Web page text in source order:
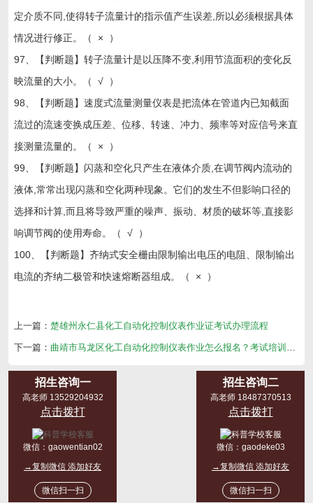
定介质不同,使得转子流量计的指示值产生误差,所以必须根据具体
情况进行修正。（ × ）
97、【判断题】转子流量计是以压降不变,利用节流面积的变化反
映流量的大小。（ √ ）
98、【判断题】速度式流量测量仪表是把流体在管道内已知截面
流过的流速变换成压差、位移、转速、冲力、频率等对应信号来直
接测量流量的。（ × ）
99、【判断题】闪蒸和空化只产生在液体介质,在调节阀内流动的
液体,常常出现闪蒸和空化两种现象。它们的发生不但影响口径的
选择和计算,而且将导致严重的噪声、振动、材质的破坏等,直接影
响调节阀的使用寿命。（ √ ）
100、【判断题】齐纳式安全栅由限制输出电压的电阻、限制输出
电流的齐纳二极管和快速熔断器组成。（ × ）
上一篇：楚雄州永仁县化工自动化控制仪表作业证考试办理流程
下一篇： 曲靖市马龙区化工自动化控制仪表作业怎么报名？考试培训多少钱？
招生咨询一
高老师 13529204932
点击拨打
微信： gaowentian02
→复制微信 添加好友
微信扫一扫
招生咨询二
高老师 18487370513
点击拨打
微信： gaodeke03
→复制微信 添加好友
微信扫一扫